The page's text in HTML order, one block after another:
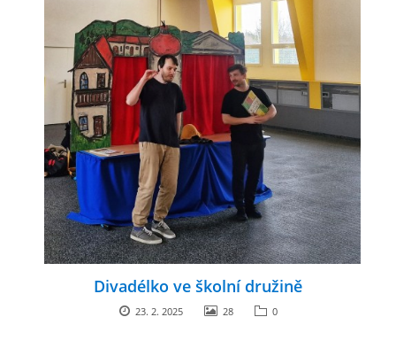
Divadélko ve školní družině
23. 2. 2025 28 0